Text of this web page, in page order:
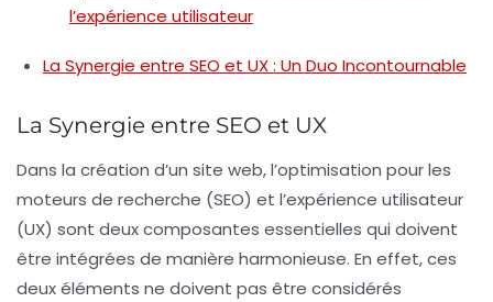
l’expérience utilisateur
La Synergie entre SEO et UX : Un Duo Incontournable
La Synergie entre SEO et UX
Dans la création d’un site web,l’optimisation pour les
moteurs de recherche (SEO) et l’expérience utilisateur
(UX) sont deux composantes essentielles qui doivent
être intégrées de manière harmonieuse. En effet, ces
deux éléments ne doivent pas être considérés